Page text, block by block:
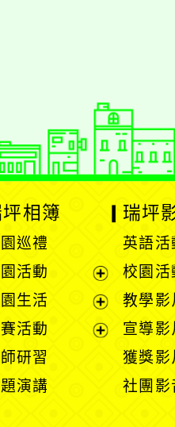
相簿
巡禮
活動
展
開
選
生活
展
開
活動
研習
演講
瑞坪
英語活
校園活
教學影
宣導影
獲獎影
社團影